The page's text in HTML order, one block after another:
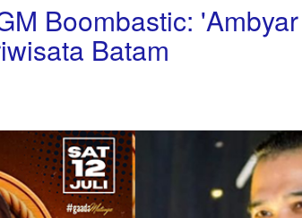
Boombastic:
Batam